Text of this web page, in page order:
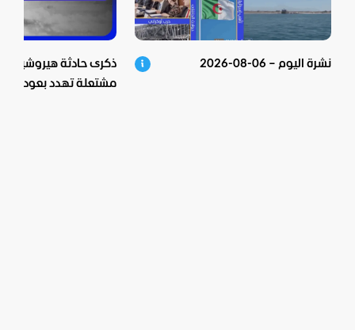
نشرة اليوم – 06-08-2026
ذكرى حادثة هيروشيما
مشتعلة تهدد بعودة